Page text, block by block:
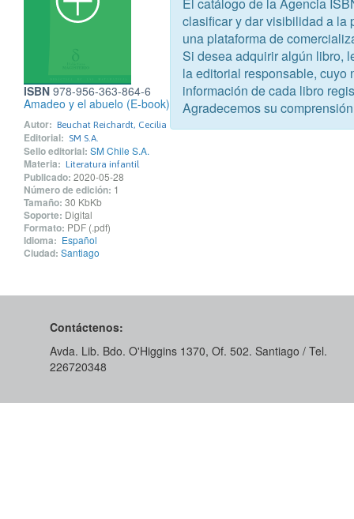
ISBN 978-956-363-864-6
Amadeo y el abuelo (E-book)
Autor: Beuchat Reichardt, Cecilia
Editorial: SM S.A.
Sello editorial: SM Chile S.A.
Materia: Literatura infantil
Publicado: 2020-05-28
Número de edición: 1
Tamaño: 30 KbKb
Soporte: Digital
Formato: PDF (.pdf)
Idioma: Español
Ciudad: Santiago
Contáctenos:
Avda. Lib. Bdo. O'Higgins 1370, Of. 502. Santiago / Tel.
226720348
clasificar y dar visibilidad a la
una plataforma de
Si desea adquirir algún libro,
la editorial responsable, cuyo
información de cada libro
Agradecemos su